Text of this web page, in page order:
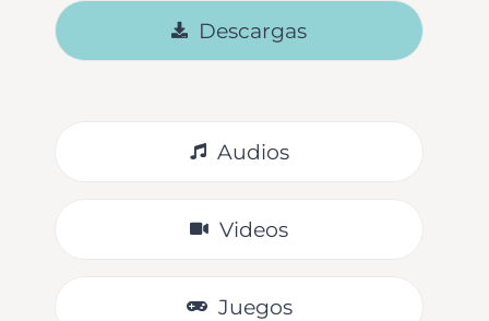
Descargas
Audios
Videos
Juegos